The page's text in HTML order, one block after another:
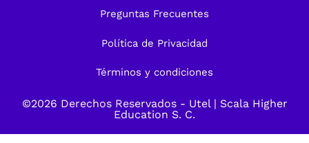
Preguntas Frecuentes
Política de Privacidad
Términos y condiciones
©2026 Derechos Reservados - Utel| Scala Higher
Education S. C.